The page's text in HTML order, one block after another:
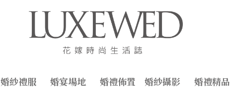
婚紗禮服 婚宴場地 婚禮佈置 婚紗攝影 婚禮精品